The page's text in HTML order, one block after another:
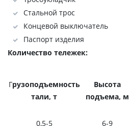
Стальной трос
Концевой выключатель
Паспорт изделия
Количество тележек:
Грузоподъемность
тали, т
Высота
подъема, м
0,5-5 6-9